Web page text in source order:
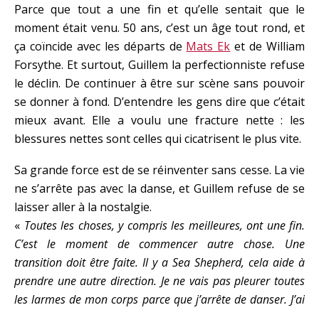
Parce que tout a une fin et qu’elle sentait que le
moment était venu. 50 ans, c’est un âge tout rond, et
ça coïncide avec les départs de Mats Ek et de William
Forsythe. Et surtout, Guillem la perfectionniste refuse
le déclin. De continuer à être sur scène sans pouvoir
se donner à fond. D’entendre les gens dire que c’était
mieux avant. Elle a voulu une fracture nette : les
blessures nettes sont celles qui cicatrisent le plus vite.
Sa grande force est de se réinventer sans cesse. La vie
ne s’arrête pas avec la danse, et Guillem refuse de se
laisser aller à la nostalgie.
« Toutes les choses, y compris les meilleures, ont une fin.
C’est le moment de commencer autre chose. Une
transition doit être faite. Il y a Sea Shepherd, cela aide à
prendre une autre direction. Je ne vais pas pleurer toutes
les larmes de mon corps parce que j’arrête de danser. J’ai